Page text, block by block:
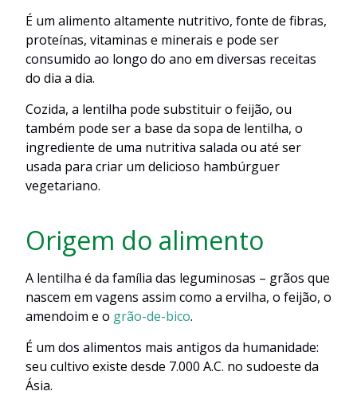
É um alimento altamente nutritivo, fonte de fibras,
proteínas, vitaminas e minerais e pode ser
consumido ao longo do ano em diversas receitas
do dia a dia.
Cozida, a lentilha pode substituir o feijão, ou
também pode ser a base da sopa de lentilha, o
ingrediente de uma nutritiva salada ou até ser
usada para criar um delicioso hambúrguer
vegetariano.
Origem do alimento
A lentilha é da família das leguminosas – grãos que
nascem em vagens assim como a ervilha, o feijão, o
amendoim e o grão-de-bico.
É um dos alimentos mais antigos da humanidade:
seu cultivo existe desde 7.000 A.C. no sudoeste da
Ásia.